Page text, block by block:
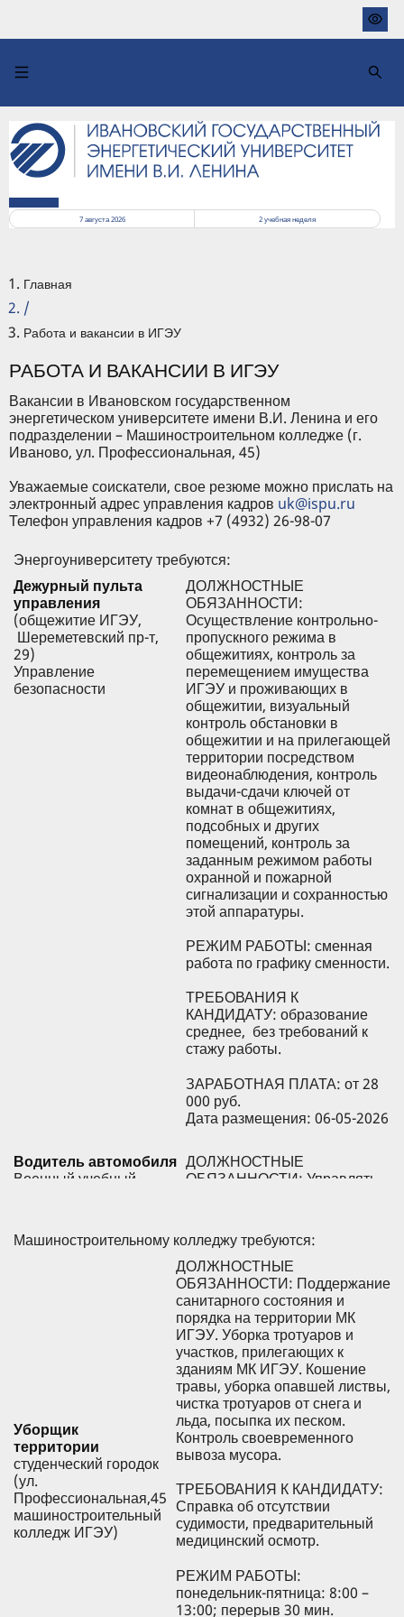
основному
7 августа 2026
2учебная неделя
Главная
/
Работа и вакансии в ИГЭУ
РАБОТА И ВАКАНСИИ В ИГЭУ
Вакансии в Ивановском государственном
энергетическом университете имени В.И. Ленина и его
подразделении – Машиностроительном колледже (г.
Иваново, ул. Профессиональная, 45)
Уважаемые соискатели, свое резюме можно прислать на
электронный адрес управления кадров uk@ispu.ru
Телефон управления кадров +7 (4932) 26-98-07
Энергоуниверситету требуются:
Дежурный пульта
управления
(общежитие ИГЭУ,
Шереметевский пр-т,
29)
Управление
безопасности
ДОЛЖНОСТНЫЕ
ОБЯЗАННОСТИ:
Осуществление контрольно-
пропускного режима в
общежитиях, контроль за
перемещением имущества
ИГЭУ и проживающих в
общежитии, визуальный
контроль обстановки в
общежитии и на прилегающей
территории посредством
видеонаблюдения, контроль
выдачи-сдачи ключей от
комнат в общежитиях,
подсобных и других
помещений, контроль за
заданным режимом работы
охранной и пожарной
сигнализации и сохранностью
этой аппаратуры.
РЕЖИМ РАБОТЫ: сменная
работа по графику сменности.
ТРЕБОВАНИЯ К
КАНДИДАТУ: образование
среднее, без требований к
стажу работы.
ЗАРАБОТНАЯ ПЛАТА: от 28
000 руб.
Дата размещения: 06-05-2026
Водитель автомобиля
Военный учебный
ДОЛЖНОСТНЫЕ
ОБЯЗАННОСТИ: Управлять
состоянием автомобиля,
выполнять самостоятельно
необходимые работы по
обеспечению его безопасной
эксплуатации (согласно
инструкции по эксплуатации).
Своевременно проводить
техническое обслуживание и
технический осмотр. Вести
путевые листы, отмечая
маршруты следования,
километраж, расход топлива.
Знание специфики
эксплуатации и обслуживания
автомобильной техники.
ТРЕБОВАНИЯ К
КАНДИДАТУ: образование
квалификация – водитель
категории С.
Машиностроительному колледжу требуются:
Уборщик
территории
студенческий городок
(ул.
Профессиональная,45
машиностроительный
колледж ИГЭУ)
ДОЛЖНОСТНЫЕ
ОБЯЗАННОСТИ: Поддержание
санитарного состояния и
порядка на территории МК
ИГЭУ. Уборка тротуаров и
участков, прилегающих к
зданиям МК ИГЭУ. Кошение
травы, уборка опавшей листвы,
чистка тротуаров от снега и
льда, посыпка их песком.
Контроль своевременного
вывоза мусора.
ТРЕБОВАНИЯ К КАНДИДАТУ:
Справка об отсутствии
судимости, предварительный
медицинский осмотр.
РЕЖИМ РАБОТЫ:
понедельник-пятница: 8:00 –
13:00; перерыв 30 мин.